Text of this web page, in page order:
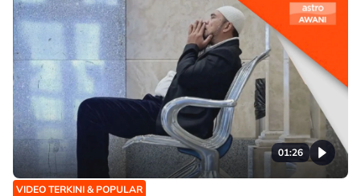
01:26
VIDEO TERKINI & POPULAR